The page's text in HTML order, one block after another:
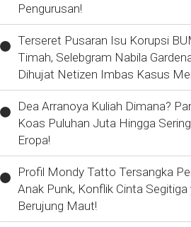
Pengurusan!
Terseret Pusaran Isu Korupsi
Timah, Selebgram Nabila
Dihujat Netizen Imbas Kasus
Dea Arranoya Kuliah Dimana?
Koas Puluhan Juta Hingga
Eropa!
Profil Mondy Tatto Tersangka
Anak Punk, Konflik Cinta Segitiga
Berujung Maut!